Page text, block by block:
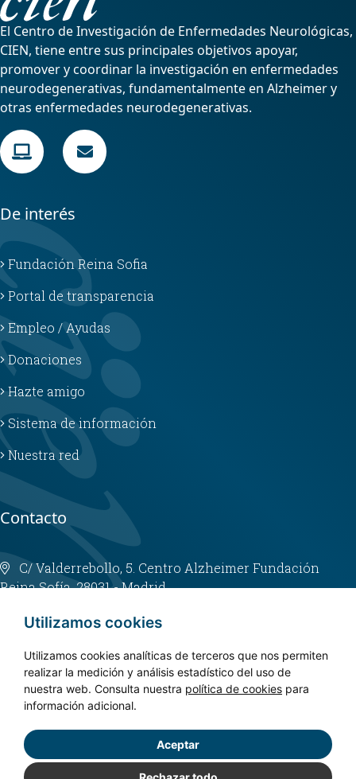
Utilizamos cookies
Utilizamos cookies analíticas de terceros que nos permiten
realizar la medición y análisis estadístico del uso de
nuestra web. Consulta nuestra política de cookies para
información adicional.
Aceptar
El Centro de Investigación de Enfermedades Neurológicas,
CIEN, tiene entre sus principales objetivos apoyar,
promover y coordinar la investigación en enfermedades
neurodegenerativas, fundamentalmente en Alzheimer y
otras enfermedades neurodegenerativas.
De interés
Fundación Reina Sofia
Portal de transparencia
Empleo / Ayudas
Donaciones
Hazte amigo
Sistema de información
Nuestra red
Contacto
C/ Valderrebollo, 5. Centro Alzheimer Fundación
Reina Sofía. 28031 - Madrid
info@fundacioncien.es
913 852 200
Copyright © 2024. CIEN - Todos los derechos reservados.
Política de privacidad